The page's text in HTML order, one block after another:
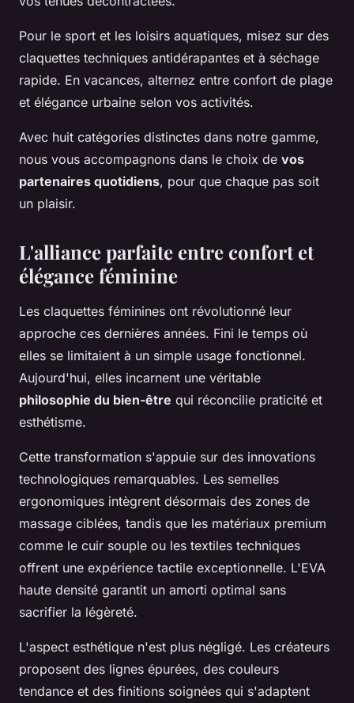
Pour le sport et les loisirs aquatiques, misez sur des
claquettes techniques antidérapantes et à séchage
rapide. En vacances, alternez entre confort de plage
et élégance urbaine selon vos activités.
Avec huit catégories distinctes dans notre gamme,
nous vous accompagnons dans le choix de vos
partenaires quotidiens, pour que chaque pas soit
un plaisir.
L'alliance parfaite entre confort et
élégance féminine
Les claquettes féminines ont révolutionné leur
approche ces dernières années. Fini le temps où
elles se limitaient à un simple usage fonctionnel.
Aujourd'hui, elles incarnent une véritable
philosophie du bien-être qui réconcilie praticité et
esthétisme.
Cette transformation s'appuie sur des innovations
technologiques remarquables. Les semelles
ergonomiques intègrent désormais des zones de
massage ciblées, tandis que les matériaux premium
comme le cuir souple ou les textiles techniques
offrent une expérience tactile exceptionnelle. L'EVA
haute densité garantit un amorti optimal sans
sacrifier la légèreté.
L'aspect esthétique n'est plus négligé. Les créateurs
proposent des lignes épurées, des couleurs
tendance et des finitions soignées qui s'adaptent